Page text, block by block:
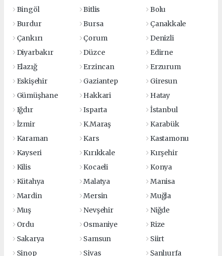
Bingöl
Bitlis
Bolu
Burdur
Bursa
Çanakkale
Çankırı
Çorum
Denizli
Diyarbakır
Düzce
Edirne
Elazığ
Erzincan
Erzurum
Eskişehir
Gaziantep
Giresun
Gümüşhane
Hakkari
Hatay
Iğdır
Isparta
İstanbul
İzmir
K.Maraş
Karabük
Karaman
Kars
Kastamonu
Kayseri
Kırıkkale
Kırşehir
Kilis
Kocaeli
Konya
Kütahya
Malatya
Manisa
Mardin
Mersin
Muğla
Muş
Nevşehir
Niğde
Ordu
Osmaniye
Rize
Sakarya
Samsun
Siirt
Sinop
Sivas Şanlıurfa